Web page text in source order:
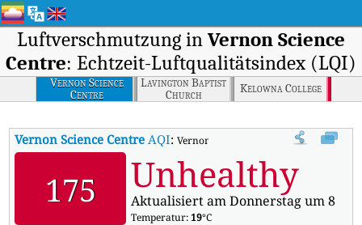
Luftverschmutzung in Vernon Science
Centre: Echtzeit-Luftqualitätsindex (LQI)
Vernon Science
Centre
Lavington Baptist
Church
Kelowna College
Vernon Science Centre AQI:Vernon Science Centre Echtzeit-
175 Unhealthy
Aktualisiert am Donnerstag um 8
Temperatur: 19°C